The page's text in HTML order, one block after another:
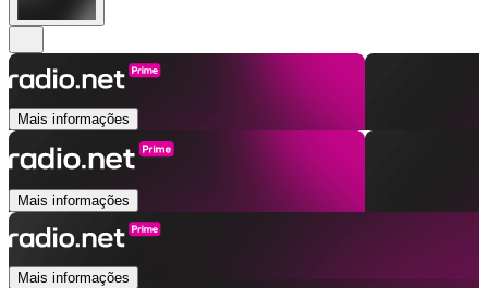
Mais informações
Mais informações
Mais informações